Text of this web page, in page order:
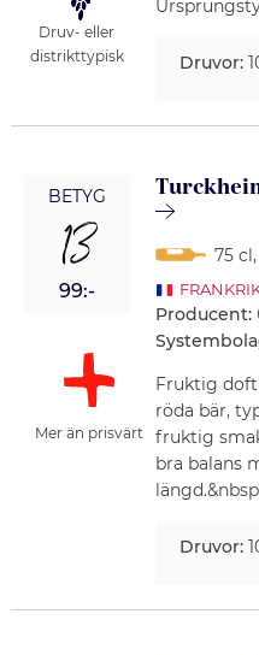
Druv- eller
distrikttypisk
Druvor:
BETYG
13
99:-
Mer än prisvärt
75 cl ,
Producent:
Fruktig
röda bär,
fruktig
bra balans
Druvor: